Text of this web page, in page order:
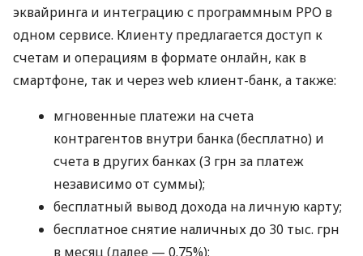
эквайринга и интеграцию с программным РРО в
одном сервисе. Клиенту предлагается доступ к
счетам и операциям в формате онлайн, как в
смартфоне, так и через web клиент-банк, а также:
мгновенные платежи на счета
контрагентов внутри банка (бесплатно) и
счета в других банках (3 грн за платеж
независимо от суммы);
бесплатный вывод дохода на личную карту;
бесплатное снятие наличных до 30 тыс. грн
в месяц (далее — 0.75%);